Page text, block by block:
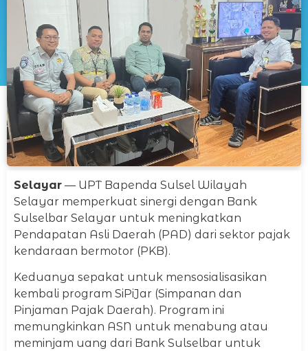
Selayar — UPT Bapenda Sulsel Wilayah
Selayar memperkuat sinergi dengan Bank
Sulselbar Selayar untuk meningkatkan
Pendapatan Asli Daerah (PAD) dari sektor pajak
kendaraan bermotor (PKB).
Keduanya sepakat untuk mensosialisasikan
kembali program SiPiJar (Simpanan dan
Pinjaman Pajak Daerah). Program ini
memungkinkan ASN untuk menabung atau
meminjam uang dari Bank Sulselbar untuk